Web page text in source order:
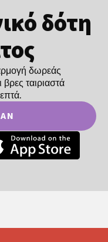
δότη
δωρεάς
ταιριαστά